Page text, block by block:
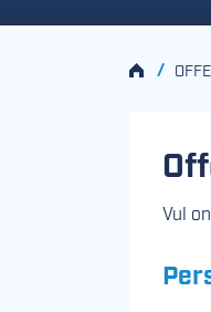
HOME
/
Vul